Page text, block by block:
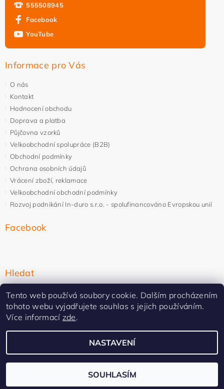
555508945
Facebook
YouTube
Informace pro Vás
O nás
Kontakt
Hodnocení obchodu
Doprava a platba
Půjčovna vzorků
Velkoobchodní spolupráce (B2B)
Obchodní podmínky
Ochrana osobních údajů
Vrácení zboží, reklamace
Velkoobchodní obchodní podmínky
Rozvoj podnikání In-duro s.r.o. - spolufinancováno Evropskou unií
Facebook
Hledat
2026 ©In-duro, všechna práva vyhrazenaUpravit nastavení cookies
Vytvořil Shoptet Premium
Tento web používá soubory cookie. Dalším procházením
tohoto webu vyjadřujete souhlas s jejich používáním.
Více informací zde.
NASTAVENÍ
SOUHLASÍM